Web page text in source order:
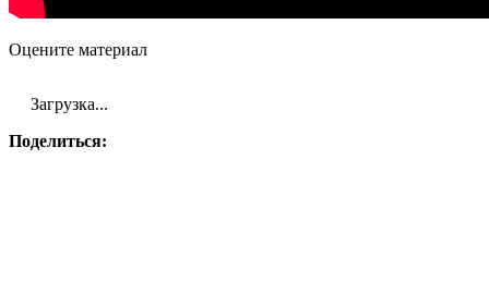
Оцените материал
Загрузка...
Поделиться: